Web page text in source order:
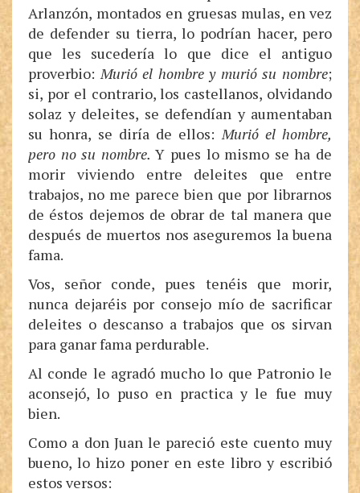
Arlanzón, montados en gruesas mulas, en vez
de defender su tierra, lo podrían hacer, pero
que les sucedería lo que dice el antiguo
proverbio:Murió el hombre y murió su nombre;
si, por el contrario, los castellanos, olvidando
solaz y deleites, se defendían y aumentaban
su honra, se diría de ellos:Murió el hombre,
pero no su nombre.Y pues lo mismo se ha de
morir viviendo entre deleites que entre
trabajos, no me parece bien que por librarnos
de éstos dejemos de obrar de tal manera que
después de muertos nos aseguremos la buena
fama.
Vos, señor conde, pues tenéis que morir,
nunca dejaréis por consejo mío de sacrificar
deleites o descanso a trabajos que os sirvan
para ganar fama perdurable.
Al conde le agradó mucho lo que Patronio le
aconsejó, lo puso en practica y le fue muy
bien.
Como a don Juan le pareció este cuento muy
bueno, lo hizo poner en este libro y escribió
estos versos: